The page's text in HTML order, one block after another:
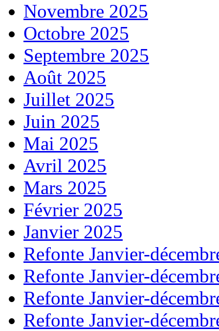
Novembre 2025
Octobre 2025
Septembre 2025
Août 2025
Juillet 2025
Juin 2025
Mai 2025
Avril 2025
Mars 2025
Février 2025
Janvier 2025
Refonte Janvier-
Refonte Janvier-
Refonte Janvier-
Refonte Janvier-